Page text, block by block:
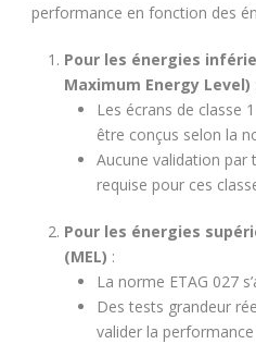
performance en fonction des
Pour les énergies
Maximum Energy Level)
Les écrans de classe
être conçus selon la
Aucune validation par
requise pour ces
Pour les énergies
(MEL) :
La norme ETAG 027
Des tests grandeur
valider la